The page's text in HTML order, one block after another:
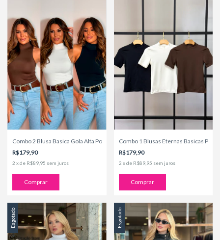
Combo 2 Blusa Basica Gola Alta Poliamida Es
R$179,90
2 xde R$89,95 sem juros
Comprar
Combo 1 Blusas Eternas Basicas
R$179,90
2 xde R$89,95 sem juros
Comprar
Esgotado Esgotado